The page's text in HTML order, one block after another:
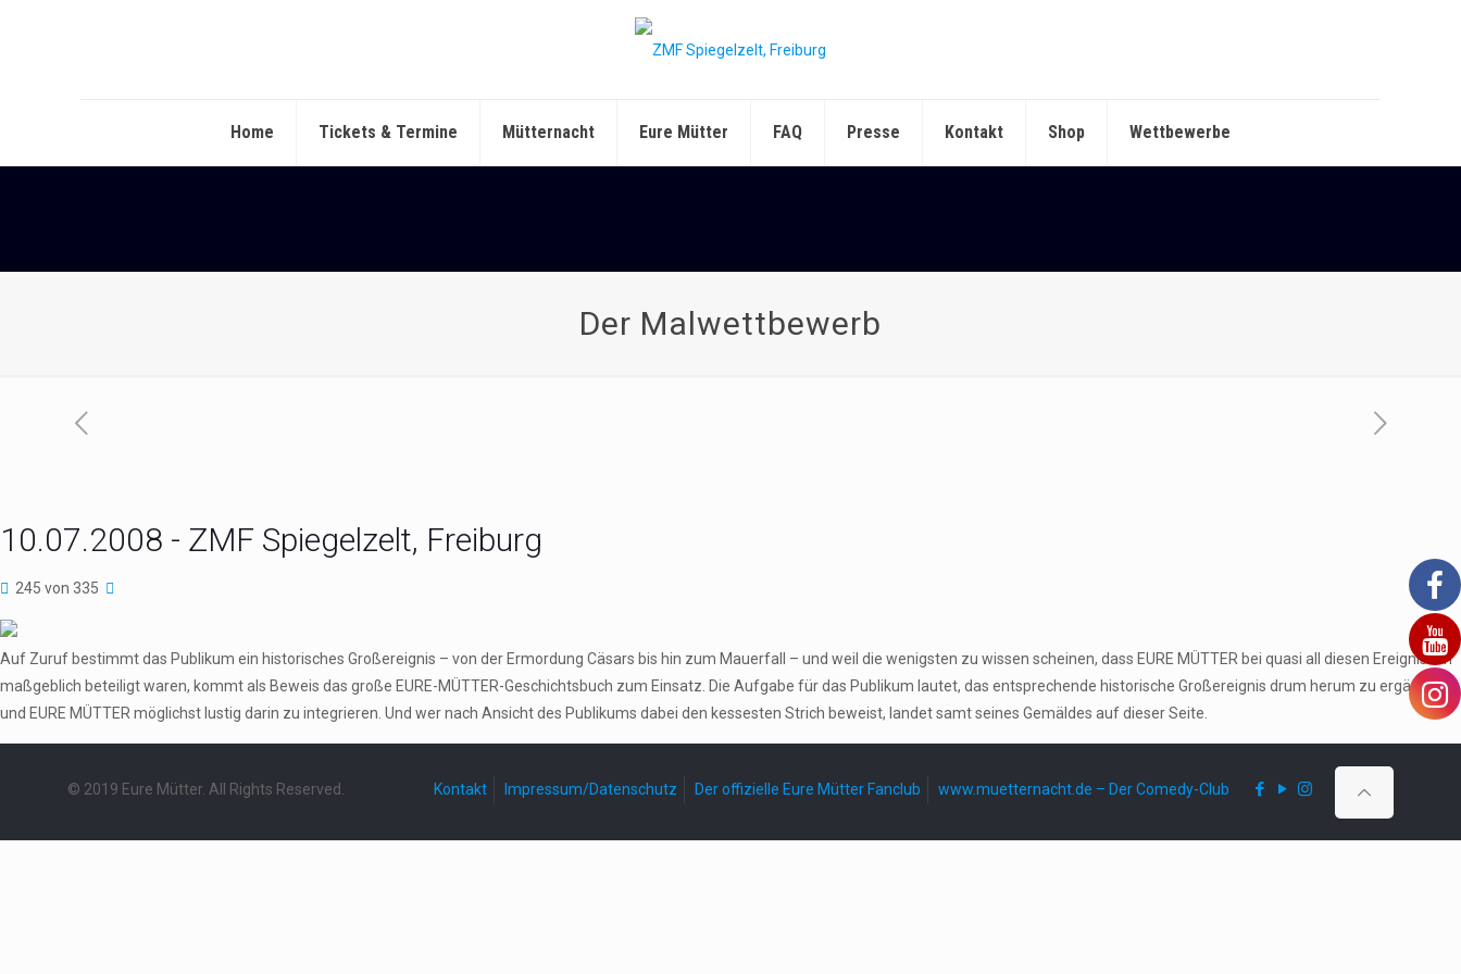
Home Tickets & Termine Mütternacht Eure Mütter FAQ Presse Kontakt Shop Wettbewerbe
Der Malwettbewerb
10.07.2008 - ZMF Spiegelzelt, Freiburg
245 von 335
Auf Zuruf bestimmt das Publikum ein historisches Großereignis – von der Ermordung Cäsars bis hin zum Mauerfall – und weil die wenigsten zu wissen scheinen, dass EURE MÜTTER bei quasi all diesen Ereignissen
maßgeblich beteiligt waren, kommt als Beweis das große EURE-MÜTTER-Geschichtsbuch zum Einsatz. Die Aufgabe für das Publikum lautet, das entsprechende historische Großereignis drum herum zu ergänzen
und EURE MÜTTER möglichst lustig darin zu integrieren. Und wer nach Ansicht des Publikums dabei den kessesten Strich beweist, landet samt seines Gemäldes auf dieser Seite.
© 2019 Eure Mütter. All Rights Reserved. Kontakt Impressum/Datenschutz Der offizielle Eure Mütter Fanclub www.muetternacht.de – Der Comedy-Club